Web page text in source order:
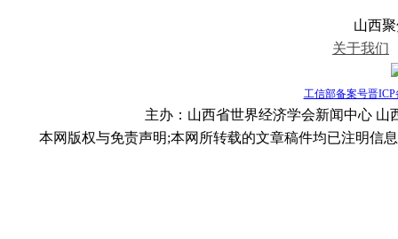
山西聚
关于我们
工信部备案号晋ICP
主办：山西省世界经济学会新闻中心 山
本网版权与免责声明;本网所转载的文章稿件均已注明信